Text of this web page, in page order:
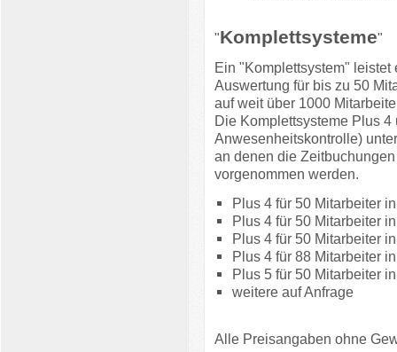
"Komplettsysteme"
Ein "Komplettsystem"
Auswertung für bis zu 50
auf weit über 1000
Die Komplettsysteme Plus
Anwesenheitskontrolle)
an denen die
vorgenommen werden.
Plus 4 für 50 Mitarbeiter
Plus 4 für 50 Mitarbeiter
Plus 4 für 50 Mitarbeiter
Plus 4 für 88 Mitarbeiter
Plus 5 für 50 Mitarbeiter
weitere auf Anfrage
Alle Preisangaben ohne